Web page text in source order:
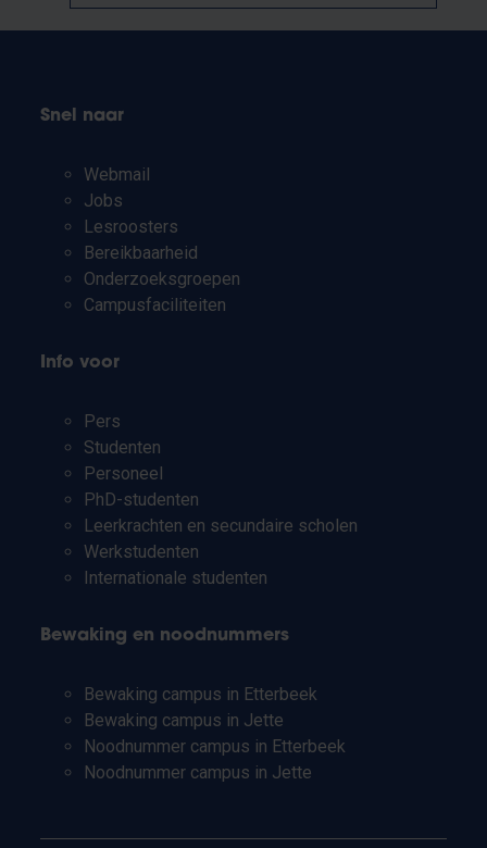
Snel naar
Webmail
Jobs
Lesroosters
Bereikbaarheid
Onderzoeksgroepen
Campusfaciliteiten
Info voor
Pers
Studenten
Personeel
PhD-studenten
Leerkrachten en secundaire scholen
Werkstudenten
Internationale studenten
Bewaking en noodnummers
Bewaking campus in Etterbeek
Bewaking campus in Jette
Noodnummer campus in Etterbeek
Noodnummer campus in Jette